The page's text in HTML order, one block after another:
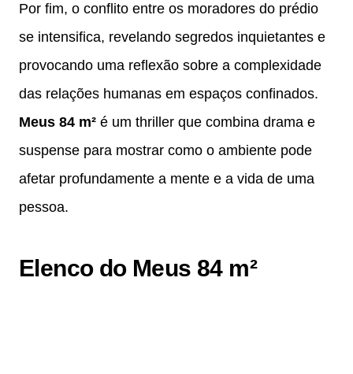
Por fim, o conflito entre os moradores do prédio
se intensifica, revelando segredos inquietantes e
provocando uma reflexão sobre a complexidade
das relações humanas em espaços confinados.
Meus 84 m² é um thriller que combina drama e
suspense para mostrar como o ambiente pode
afetar profundamente a mente e a vida de uma
pessoa.
Elenco do Meus 84 m²